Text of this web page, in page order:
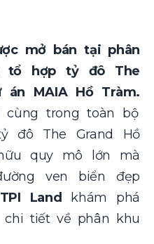
mở bán tại phân
tổ hợp tỷ đô The
án MAIA Hồ Tràm.
trong toàn bộ
đô The Grand Hồ
quy mô lớn mà
ven biển đẹp
TPI Land
khám phá
tiết về phân khu